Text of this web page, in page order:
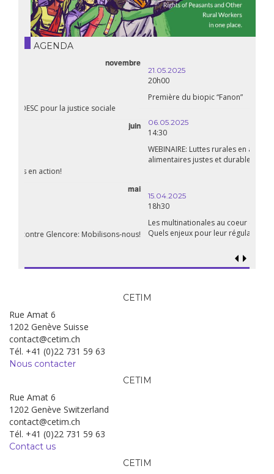
AGENDA
WEBINAIRE: Luttes rurales en action. Pour des systèmes
Les multinationales au coeur d’un nouvel âge de l’impérialisme.
Quels enjeux pour leur régulation ?
CETIM
Rue Amat 6
1202 Genève Suisse
contact@cetim.ch
Tél. +41 (0)22 731 59 63
Nous contacter
CETIM
Rue Amat 6
1202 Genève Switzerland
contact@cetim.ch
Tél. +41 (0)22 731 59 63
Contact us
CETIM